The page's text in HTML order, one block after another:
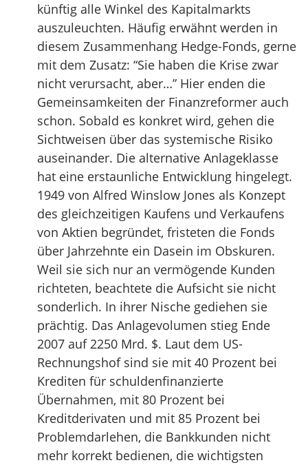
künftig alle Winkel des Kapitalmarkts
auszuleuchten. Häufig erwähnt werden in
diesem Zusammenhang Hedge-Fonds, gerne
mit dem Zusatz: “Sie haben die Krise zwar
nicht verursacht, aber…” Hier enden die
Gemeinsamkeiten der Finanzreformer auch
schon. Sobald es konkret wird, gehen die
Sichtweisen über das systemische Risiko
auseinander. Die alternative Anlageklasse
hat eine erstaunliche Entwicklung hingelegt.
1949 von Alfred Winslow Jones als Konzept
des gleichzeitigen Kaufens und Verkaufens
von Aktien begründet, fristeten die Fonds
über Jahrzehnte ein Dasein im Obskuren.
Weil sie sich nur an vermögende Kunden
richteten, beachtete die Aufsicht sie nicht
sonderlich. In ihrer Nische gediehen sie
prächtig. Das Anlagevolumen stieg Ende
2007 auf 2250 Mrd. $. Laut dem US-
Rechnungshof sind sie mit 40 Prozent bei
Krediten für schuldenfinanzierte
Übernahmen, mit 80 Prozent bei
Kreditderivaten und mit 85 Prozent bei
Problemdarlehen, die Bankkunden nicht
mehr korrekt bedienen, die wichtigsten